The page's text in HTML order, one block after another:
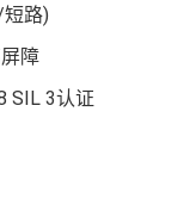
路)
障
SIL 3认证